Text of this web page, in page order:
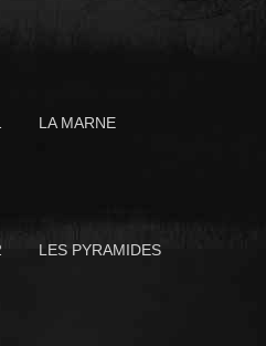
LA MARNE
LES PYRAMIDES